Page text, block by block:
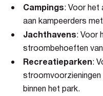
Campings: Voor het
aan kampeerders
Jachthavens: Voor
stroombehoeften
Recreatieparken:
binnen het park.